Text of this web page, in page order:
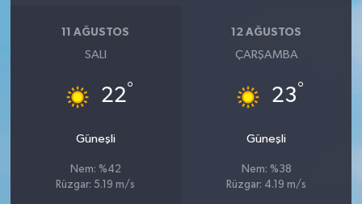
11 AĞUSTOS
SALI
22°
Güneşli
Nem: %42
Rüzgar: 5.19 m/s
12 AĞUSTOS
ÇARŞAMBA
23°
Güneşli
Nem: %38
Rüzgar: 4.19 m/s